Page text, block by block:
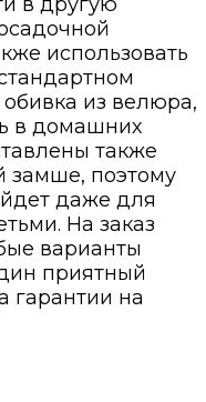
использовать
из велюра,
в домашних
также
замше, поэтому
даже для
На заказ
варианты
приятный
гарантии на